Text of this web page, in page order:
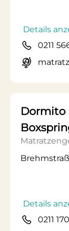
Details
0211
Dormito
Details
0211